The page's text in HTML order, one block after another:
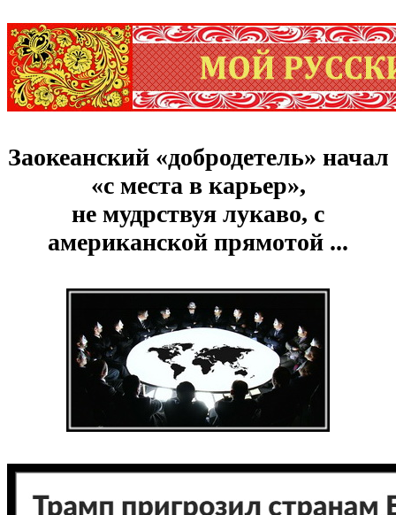
Заокеанский «добродетель» начал
«с места в карьер»,
не мудрствуя лукаво, с
американской прямотой ...